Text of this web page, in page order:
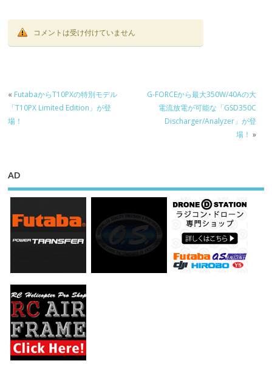
コメントは受け付けていません
« FutabaからT10PXの特別モデル
「T10PX Limited Edition」が登
場！
G-FORCEから最大350W/40Aの大
電流放電が可能な「GSD350C
Discharger/Analyzer」が登
場！ »
AD